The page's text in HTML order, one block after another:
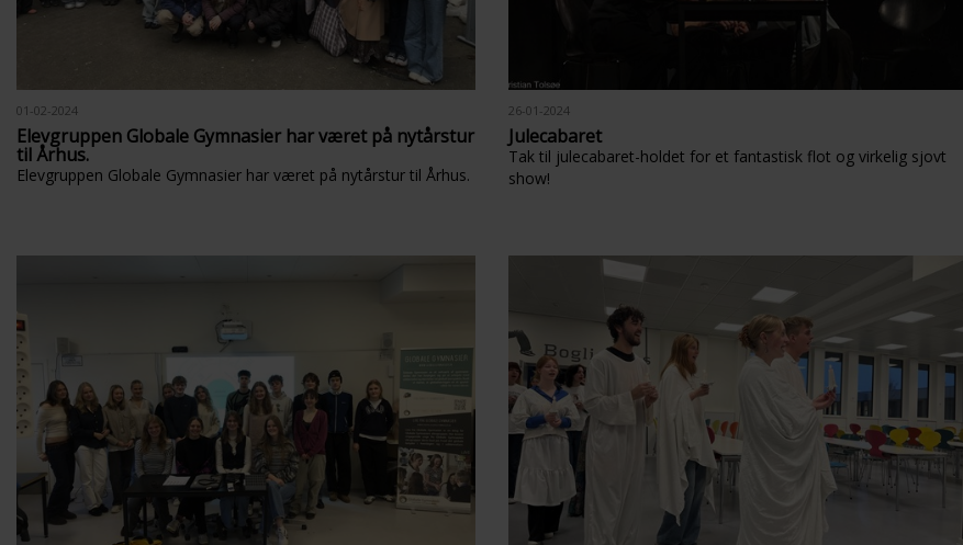
01-02-2024
Elevgruppen Globale Gymnasier har været på nytårstur
til Århus.
Elevgruppen Globale Gymnasier har været på nytårstur til Århus.
26-01-2024
Julecabaret
Tak til julecabaret-holdet for et fantastisk flot og virkelig sjovt
show!